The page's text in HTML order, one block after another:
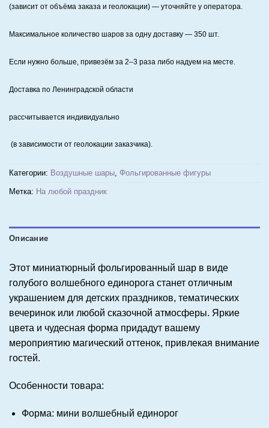
(зависит от объёма заказа и геолокации) — уточняйте у оператора.
Максимальное количество шаров за одну доставку — 350 шт.
Если нужно больше, привезём за 2–3 раза либо надуем на месте.
Доставка по Ленинградской области
рассчитывается индивидуально
(в зависимости от геолокации заказчика).
Категории: Воздушные шары, Фольгированные фигуры
Метка: На любой праздник
Описание
Этот миниатюрный фольгированный шар в виде
голубого волшебного единорога станет отличным
украшением для детских праздников, тематических
вечеринок или любой сказочной атмосферы. Яркие
цвета и чудесная форма придадут вашему
мероприятию магический оттенок, привлекая внимание
гостей.
Особенности товара:
Форма: мини волшебный единорог